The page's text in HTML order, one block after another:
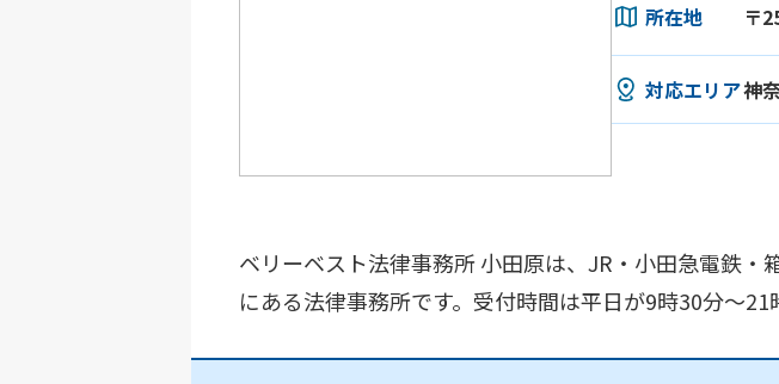
所在地 〒
対応エリア神
ベリーベスト法律事務所 小田原は、JR・小田急電鉄
にある法律事務所です。受付時間は平日が9時30分～